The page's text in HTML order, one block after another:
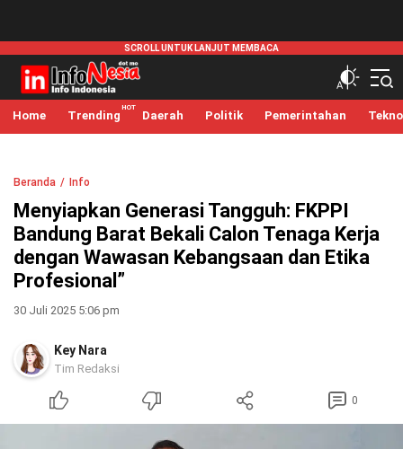
infonesia.me
Info Indonesia
Home Trending Daerah Politik Pemerintahan Tekno
Beranda Info
Menyiapkan Generasi Tangguh: FKPPI
Bandung Barat Bekali Calon Tenaga Kerja
dengan Wawasan Kebangsaan dan Etika
Profesional”
30 Juli 2025 5:06 pm
Key Nara
Tim Redaksi
0